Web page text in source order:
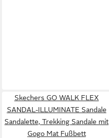
Skechers GO WALK FLEX
SANDAL-ILLUMINATE Sandale
Sandalette, Trekking Sandale mit
Gogo Mat Fußbett